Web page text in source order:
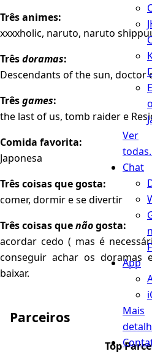
o
Ver
Chat
App
Mais
Três animes:
xxxxholic, naruto, naruto
Trêsdoramas:
Descendants of the sun, doctor
Trêsgames:
the last of us, tomb raider e
Comida favorita:
Japonesa
Três coisas que gosta:
comer, dormir e se divertir
Três coisas quenãogosta:
acordar cedo ( mas é
conseguir achar os doramas
baixar.
Parceiros
Top